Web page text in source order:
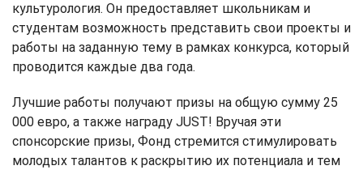
культурология. Он предоставляет школьникам и
студентам возможность представить свои проекты и
работы на заданную тему в рамках конкурса, который
проводится каждые два года.
Лучшие работы получают призы на общую сумму 25
000 евро, а также награду JUST! Вручая эти
спонсорские призы, Фонд стремится стимулировать
молодых талантов к раскрытию их потенциала и тем